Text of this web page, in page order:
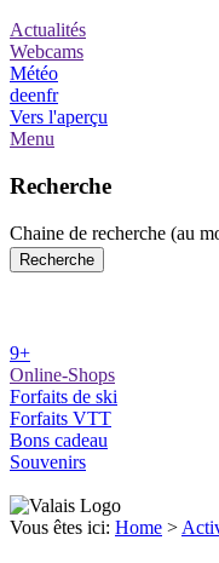
Actualités
Webcams
Météo
deenfr
Vers l'aperçu
Menu
Recherche
Chaine de recherche (au
9+
Online-Shops
Forfaits de ski
Forfaits VTT
Bons cadeau
Souvenirs
Vous êtes ici: Home >